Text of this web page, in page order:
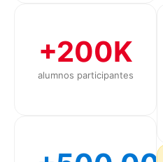
+200K
alumnos participantes